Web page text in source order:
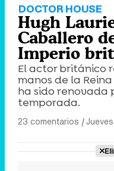
DOCTOR HOUSE
Hugh
Caballero
Imperio
El actor británico
manos de la
ha sido renovada
temporada.
23 comentarios |